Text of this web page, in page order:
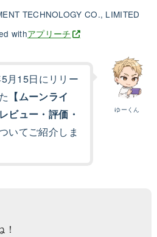
TECHNOLOGY CO., LIMITED
withアプリーチ
ゆーくん
月15日にリリー
【ムーンライ
ビュー・評価・
いてご紹介しま